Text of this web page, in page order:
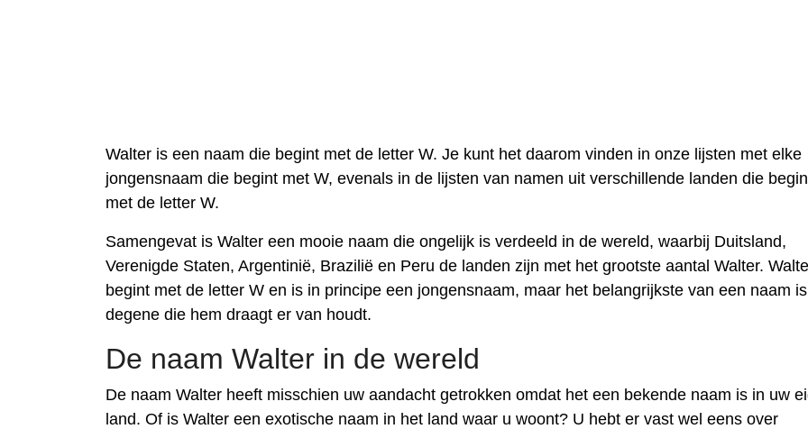
Walter is een naam die begint met de letter W. Je kunt het daarom vinden in onze lijsten met elke
jongensnaam die begint met W, evenals in de lijsten van namen uit verschillende landen die
met de letter W.
Samengevat is Walter een mooie naam die ongelijk is verdeeld in de wereld, waarbij Duitsland,
Verenigde Staten, Argentinië, Brazilië en Peru de landen zijn met het grootste aantal Walter.
begint met de letter W en is in principe een jongensnaam, maar het belangrijkste van een naam
degene die hem draagt er van houdt.
De naam Walter in de wereld
De naam Walter heeft misschien uw aandacht getrokken omdat het een bekende naam is in uw
land. Of is Walter een exotische naam in het land waar u woont? U hebt er vast wel eens over